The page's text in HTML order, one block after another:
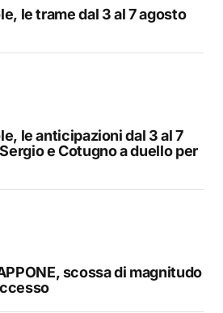
le trame dal 3 al 7 agosto
le anticipazioni dal 3 al 7
e Cotugno a duello per
scossa di magnitudo